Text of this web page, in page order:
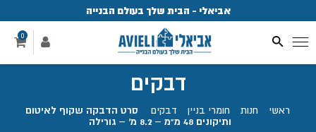
אביאלי - הבית שלך בעולם הבנייה
0
דבקים
ראשי חנות חומרי בניין דבקים
סרט הדבקה שקוף לאיטום
ותיקונים 48 מ"מ – 8.2 מ' – גורילה